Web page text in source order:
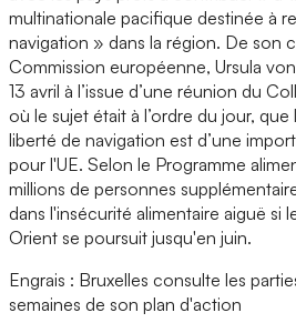
multinationale pacifique destinée à
navigation » dans la région. De son
Commission européenne, Ursula
13 avril à l’issue d’une réunion du
où le sujet était à l’ordre du jour,
liberté de navigation est d’une
pour l'UE. Selon le Programme
millions de personnes
dans l'insécurité alimentaire aiguë si
Orient se poursuit jusqu'en juin.
Engrais : Bruxelles consulte les
semaines de son plan d'action